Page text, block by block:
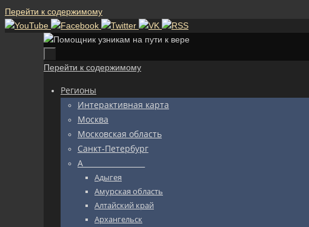
Перейти к содержимому
Перейти к содержимому
Регионы
Интерактивная карта
Москва
Московская область
Санкт-Петербург
А_________________
Адыгея
Амурская область
Алтайский край
Архангельск